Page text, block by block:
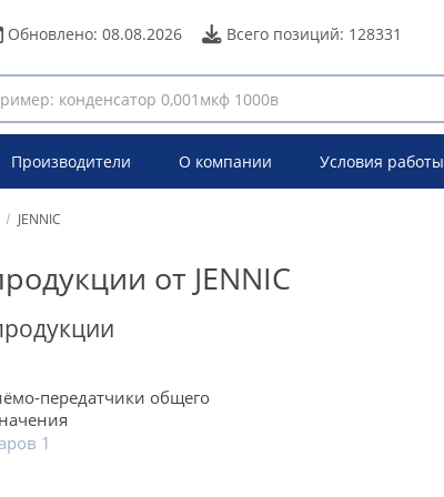
Обновлено: 08.08.2026 Всего позиций: 128331
Производители О компании Условия работы
JENNIC
от JENNIC
передатчики общего
1